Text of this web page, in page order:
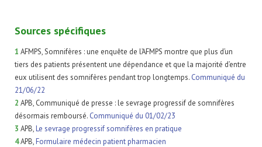
Sources spécifiques
1 AFMPS, Somnifères : une enquête de l’AFMPS montre que plus d’un
tiers des patients présentent une dépendance et que la majorité d’entre
eux utilisent des somnifères pendant trop longtemps. Communiqué du
21/06/22
2 APB, Communiqué de presse : le sevrage progressif de somnifères
désormais remboursé. Communiqué du 01/02/23
3 APB,Le sevrage progressif somnifères en pratique
4APB,Formulaire médecin patient pharmacien